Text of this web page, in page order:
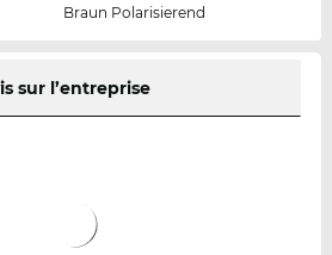
Braun Polarisierend
sur l’entreprise